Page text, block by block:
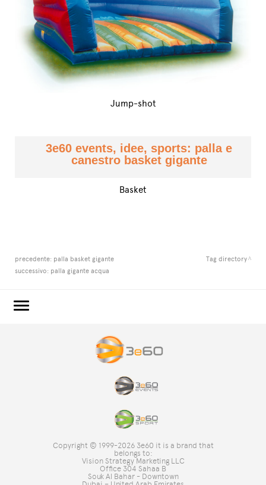
Jump-shot
3e60 events, idee, sports: palla e
canestro basket gigante
Basket
precedente: palla basket gigante
successivo: palla gigante acqua
Tag directory
Copyright © 1999-2026 3e60 it is a brand that
belongs to:
Vision Strategy Marketing LLC
Office 304 Sahaa B
Souk Al Bahar - Downtown